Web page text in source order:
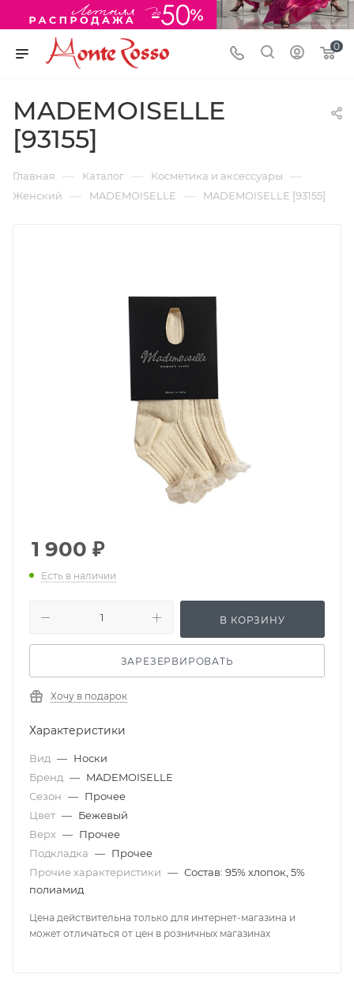
0
MADEMOISELLE
[93155]
Главная — Каталог — Косметика и аксессуары —
Женский — MADEMOISELLE — MADEMOISELLE [93155]
1 900 ₽
Есть в наличии
В КОРЗИНУ
ЗАРЕЗЕРВИРОВАТЬ
Хочу в подарок
Характеристики
Вид — Носки
Бренд — MADEMOISELLE
Сезон — Прочее
Цвет — Бежевый
Верх — Прочее
Подкладка — Прочее
Прочие характеристики — Состав: 95% хлопок, 5%
полиамид
Цена действительна только для интернет-магазина и
может отличаться от цен в розничных магазинах